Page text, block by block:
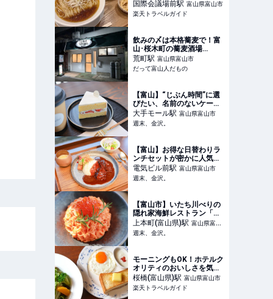
「自家製麺ふきの葉」 【楽
天トラベル】
国際会議場前駅 富山県富山市
楽天トラベルガイド
飲みの〆は本格蕎麦で！富
山･桜木町の蕎麦酒場
『SOBAR TOYAMA』 | だ
って富山人だもの
荒町駅 富山県富山市
だって富山人だもの
【富山】“じぶん時間”に選
びたい、名前のないケーキ
店「ケーキ処 mudai」シン
プルスイーツが人気！
【NEW OPEN】 - 週末、金
大手モール駅 富山県富山市
週末、金沢。
【富山】お得な日替わりラ
ンチセットが密かに人気！
平日のみ営業する喫茶レス
トラン「サウスウィング」
【富山電気ビルディング】
電気ビル前駅 富山県富山市
週末、金沢。
【富山市】いたち川べりの
隠れ家海鮮レストラン「蘇
TETSU-sushibal」ランチ
の名物海鮮丼がビジュアル
抜群&美味！! 【記念日やデ
金沢。
上本町(富山県)駅 富山県富山
市
週末、金沢。
モーニングもOK！ホテルク
オリティのおいしさを気軽
に「カフェ・ラルゴ」富山
まちなかのホテル内カフェ
【楽天トラベル】
桜橋(富山県)駅 富山県富山市
楽天トラベルガイド